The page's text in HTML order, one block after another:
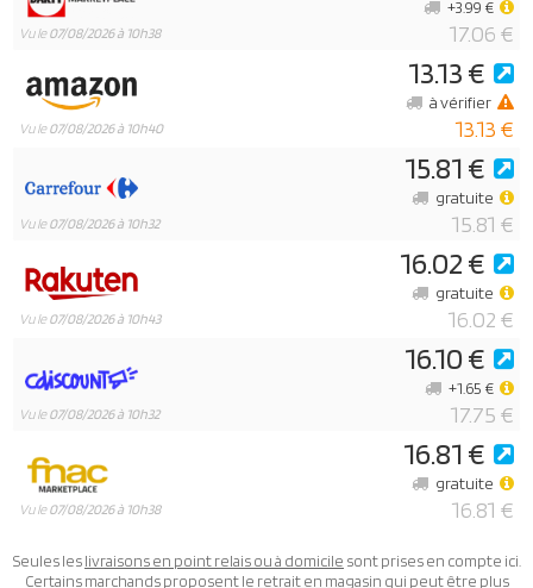
Vu le07/08/2026 à 10h38 17.06 €
+3.99 €
Vu le07/08/2026 à 10h40
13.13 €
13.13 €
à vérifier
Vu le07/08/2026 à 10h32
15.81 €
15.81 €
gratuite
Vu le07/08/2026 à 10h43
16.02 €
16.02 €
gratuite
Vu le07/08/2026 à 10h32
16.10 €
17.75 €
+1.65 €
Vu le07/08/2026 à 10h38
16.81 €
16.81 €
gratuite
Seules leslivraisons en point relais ou à domicile sont prises en compte ici.
Certains marchands proposent le retrait en magasin qui peut être plus